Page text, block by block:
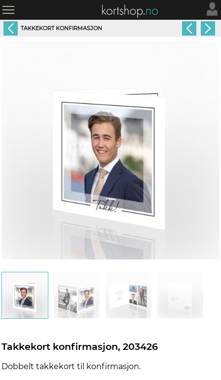
TAKKEKORT KONFIRMASJON
Takkekort konfirmasjon, 203426
Dobbelt takkekort til konfirmasjon.